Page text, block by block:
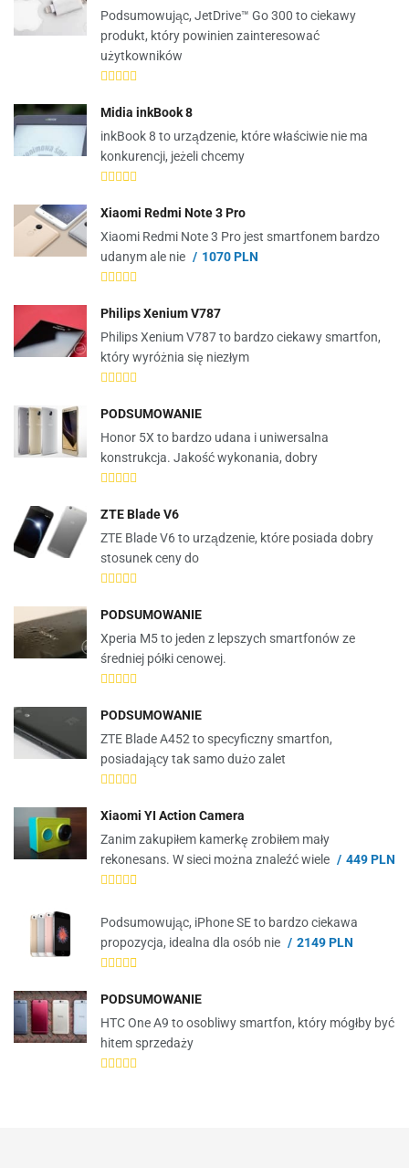
Podsumowując, JetDrive™ Go 300 to ciekawy
produkt, który powinien zainteresować
użytkowników
Midia inkBook 8
inkBook 8 to urządzenie, które właściwie nie ma
konkurencji, jeżeli chcemy
Xiaomi Redmi Note 3 Pro
Xiaomi Redmi Note 3 Pro jest smartfonem bardzo
udanym ale nie
1070 PLN
Philips Xenium V787
Philips Xenium V787 to bardzo ciekawy smartfon,
który wyróżnia się niezłym
PODSUMOWANIE
Honor 5X to bardzo udana i uniwersalna
konstrukcja. Jakość wykonania, dobry
ZTE Blade V6
ZTE Blade V6 to urządzenie, które posiada dobry
stosunek ceny do
PODSUMOWANIE
Xperia M5 to jeden z lepszych smartfonów ze
średniej półki cenowej.
PODSUMOWANIE
ZTE Blade A452 to specyficzny smartfon,
posiadający tak samo dużo zalet
Xiaomi YI Action Camera
Zanim zakupiłem kamerkę zrobiłem mały
rekonesans. W sieci można znaleźć wiele
449 PLN
Podsumowując, iPhone SE to bardzo ciekawa
propozycja, idealna dla osób nie
2149 PLN
PODSUMOWANIE
HTC One A9 to osobliwy smartfon, który mógłby być
hitem sprzedaży